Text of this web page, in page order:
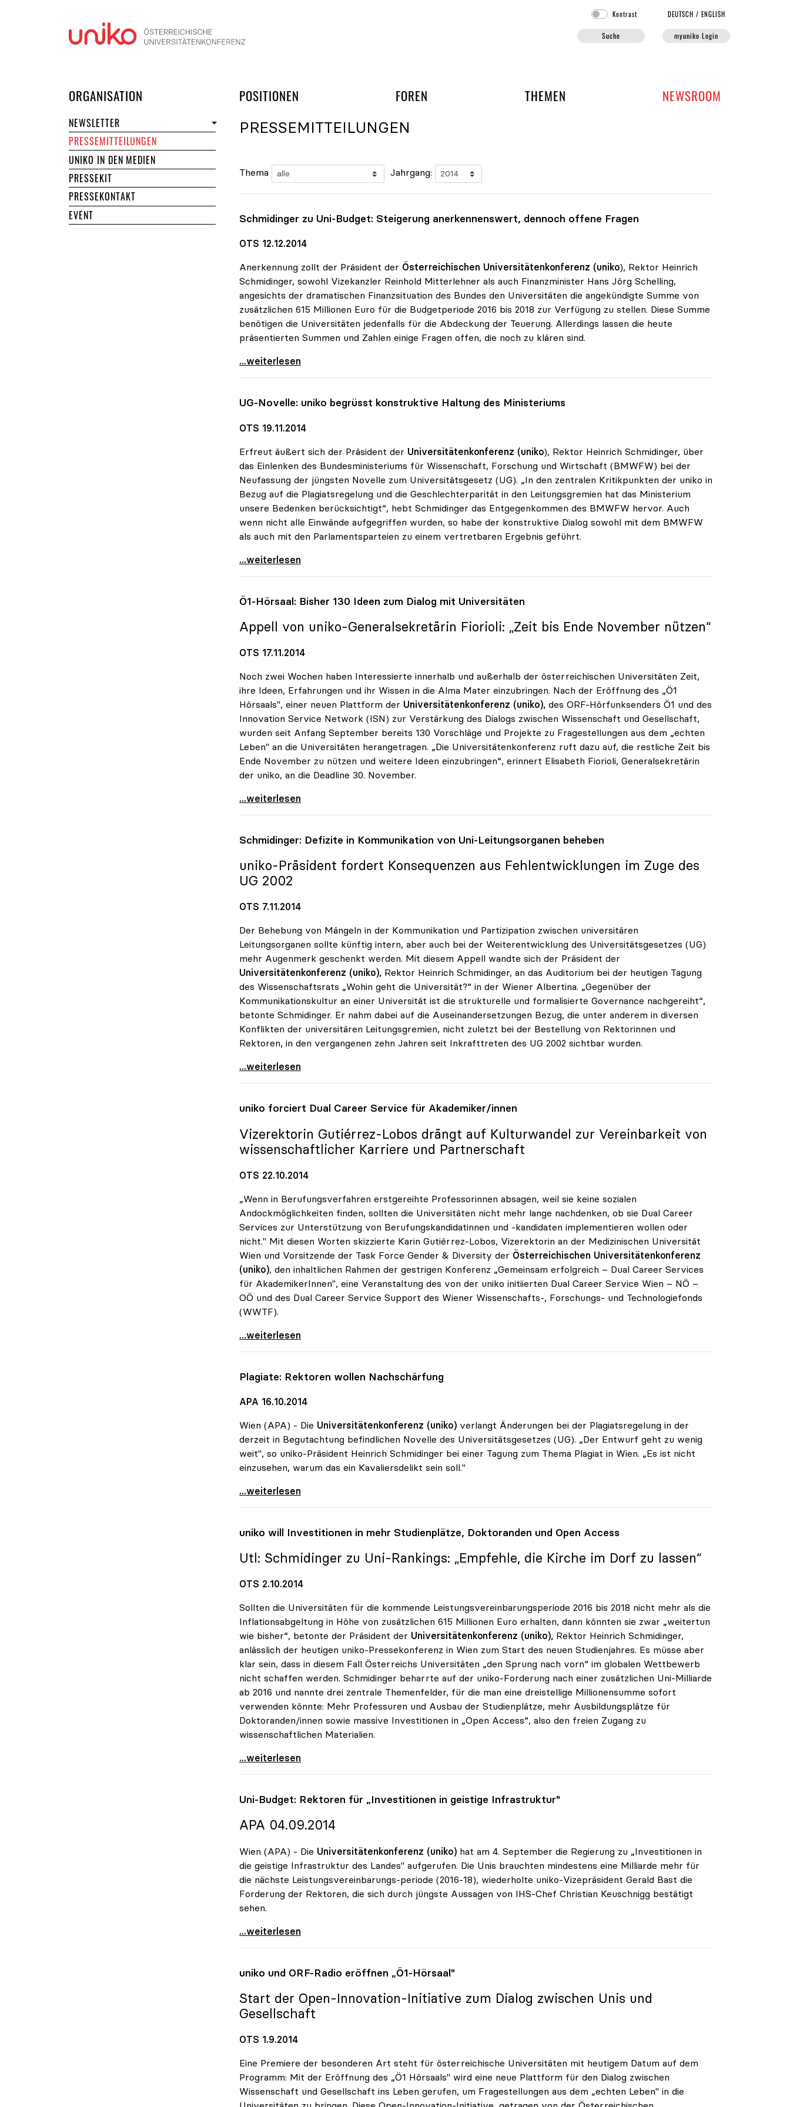
Kontrast DEUTSCH /ENGLISH
Suche myuniko Login
ORGANISATION POSITIONEN FOREN UND ARBEITSGRUPPEN DER UNIKO
THEMEN NEWSROOM
NEWSLETTER
PRESSEMITTEILUNGEN
UNIKO IN DEN MEDIEN
PRESSEKIT
PRESSEKONTAKT
EVENT
PRESSEMITTEILUNGEN
Thema Jahrgang:
Schmidinger zu Uni-Budget: Steigerung anerkennenswert, dennoch offene Fragen
OTS 12.12.2014
Anerkennung zollt der Präsident der Österreichischen Universitätenkonferenz (uniko), Rektor Heinrich
Schmidinger, sowohl Vizekanzler Reinhold Mitterlehner als auch Finanzminister Hans Jörg Schelling,
angesichts der dramatischen Finanzsituation des Bundes den Universitäten die angekündigte Summe von
zusätzlichen 615 Millionen Euro für die Budgetperiode 2016 bis 2018 zur Verfügung zu stellen. Diese Summe
benötigen die Universitäten jedenfalls für die Abdeckung der Teuerung. Allerdings lassen die heute
präsentierten Summen und Zahlen einige Fragen offen, die noch zu klären sind.
Schmidinger zu Uni-Budget: Steigerung
...weiterlesen
UG-Novelle: uniko begrüsst konstruktive Haltung des Ministeriums
OTS 19.11.2014
Erfreut äußert sich der Präsident der Universitätenkonferenz (uniko), Rektor Heinrich Schmidinger, über
das Einlenken des Bundesministeriums für Wissenschaft, Forschung und Wirtschaft (BMWFW) bei der
Neufassung der jüngsten Novelle zum Universitätsgesetz (UG). „In den zentralen Kritikpunkten der uniko in
Bezug auf die Plagiatsregelung und die Geschlechterparität in den Leitungsgremien hat das Ministerium
unsere Bedenken berücksichtigt“, hebt Schmidinger das Entgegenkommen des BMWFW hervor. Auch
wenn nicht alle Einwände aufgegriffen wurden, so habe der konstruktive Dialog sowohl mit dem BMWFW
als auch mit den Parlamentsparteien zu einem vertretbaren Ergebnis geführt.
UG-Novelle: uniko begrüsst konstruktive Haltung
...weiterlesen
Ö1-Hörsaal: Bisher 130 Ideen zum Dialog mit Universitäten
Appell von uniko-Generalsekretärin Fiorioli: „Zeit bis Ende November nützen“
OTS 17.11.2014
Noch zwei Wochen haben Interessierte innerhalb und außerhalb der österreichischen Universitäten Zeit,
ihre Ideen, Erfahrungen und ihr Wissen in die Alma Mater einzubringen. Nach der Eröffnung des „Ö1
Hörsaals", einer neuen Plattform der Universitätenkonferenz (uniko), des ORF-Hörfunksenders Ö1 und des
Innovation Service Network (ISN) zur Verstärkung des Dialogs zwischen Wissenschaft und Gesellschaft,
wurden seit Anfang September bereits 130 Vorschläge und Projekte zu Fragestellungen aus dem „echten
Leben" an die Universitäten herangetragen. „Die Universitätenkonferenz ruft dazu auf, die restliche Zeit bis
Ende November zu nützen und weitere Ideen einzubringen“, erinnert Elisabeth Fiorioli, Generalsekretärin
der uniko, an die Deadline 30. November.
Ö1-Hörsaal: Bisher 130 Ideen zum Dialog mit
...weiterlesen
Schmidinger: Defizite in Kommunikation von Uni-Leitungsorganen beheben
uniko-Präsident fordert Konsequenzen aus Fehlentwicklungen im Zuge des
UG 2002
OTS 7.11.2014
Der Behebung von Mängeln in der Kommunikation und Partizipation zwischen universitären
Leitungsorganen sollte künftig intern, aber auch bei der Weiterentwicklung des Universitätsgesetzes (UG)
mehr Augenmerk geschenkt werden. Mit diesem Appell wandte sich der Präsident der
Universitätenkonferenz (uniko), Rektor Heinrich Schmidinger, an das Auditorium bei der heutigen Tagung
des Wissenschaftsrats „Wohin geht die Universität?“ in der Wiener Albertina. „Gegenüber der
Kommunikationskultur an einer Universität ist die strukturelle und formalisierte Governance nachgereiht“,
betonte Schmidinger. Er nahm dabei auf die Auseinandersetzungen Bezug, die unter anderem in diversen
Konflikten der universitären Leitungsgremien, nicht zuletzt bei der Bestellung von Rektorinnen und
Rektoren, in den vergangenen zehn Jahren seit Inkrafttreten des UG 2002 sichtbar wurden.
Schmidinger: Defizite in Kommunikation von
...weiterlesen
uniko forciert Dual Career Service für Akademiker/innen
Vizerektorin Gutiérrez-Lobos drängt auf Kulturwandel zur Vereinbarkeit von
wissenschaftlicher Karriere und Partnerschaft
OTS 22.10.2014
„Wenn in Berufungsverfahren erstgereihte Professorinnen absagen, weil sie keine sozialen
Andockmöglichkeiten finden, sollten die Universitäten nicht mehr lange nachdenken, ob sie Dual Career
Services zur Unterstützung von Berufungskandidatinnen und -kandidaten implementieren wollen oder
nicht." Mit diesen Worten skizzierte Karin Gutiérrez-Lobos, Vizerektorin an der Medizinischen Universität
Wien und Vorsitzende der Task Force Gender & Diversity der Österreichischen Universitätenkonferenz
(uniko), den inhaltlichen Rahmen der gestrigen Konferenz „Gemeinsam erfolgreich – Dual Career Services
für AkademikerInnen", eine Veranstaltung des von der uniko initiierten Dual Career Service Wien – NÖ –
OÖ und des Dual Career Service Support des Wiener Wissenschafts-, Forschungs- und Technologiefonds
(WWTF).
uniko forciert Dual Career Service für
...weiterlesen
Plagiate: Rektoren wollen Nachschärfung
APA 16.10.2014
Wien (APA) - Die Universitätenkonferenz (uniko) verlangt Änderungen bei der Plagiatsregelung in der
derzeit in Begutachtung befindlichen Novelle des Universitätsgesetzes (UG). „Der Entwurf geht zu wenig
weit", so uniko-Präsident Heinrich Schmidinger bei einer Tagung zum Thema Plagiat in Wien. „Es ist nicht
einzusehen, warum das ein Kavaliersdelikt sein soll."
Plagiate: Rektoren wollen Nachschärfung
...weiterlesen
uniko will Investitionen in mehr Studienplätze, Doktoranden und Open Access
Utl: Schmidinger zu Uni-Rankings: „Empfehle, die Kirche im Dorf zu lassen“
OTS 2.10.2014
Sollten die Universitäten für die kommende Leistungsvereinbarungsperiode 2016 bis 2018 nicht mehr als die
Inflationsabgeltung in Höhe von zusätzlichen 615 Millionen Euro erhalten, dann könnten sie zwar „weitertun
wie bisher“, betonte der Präsident der Universitätenkonferenz (uniko), Rektor Heinrich Schmidinger,
anlässlich der heutigen uniko-Pressekonferenz in Wien zum Start des neuen Studienjahres. Es müsse aber
klar sein, dass in diesem Fall Österreichs Universitäten „den Sprung nach vorn“ im globalen Wettbewerb
nicht schaffen werden. Schmidinger beharrte auf der uniko-Forderung nach einer zusätzlichen Uni-Milliarde
ab 2016 und nannte drei zentrale Themenfelder, für die man eine dreistellige Millionensumme sofort
verwenden könnte: Mehr Professuren und Ausbau der Studienplätze, mehr Ausbildungsplätze für
Doktoranden/innen sowie massive Investitionen in „Open Access“, also den freien Zugang zu
wissenschaftlichen Materialien.
uniko will Investitionen in mehr Studienplätze,
...weiterlesen
Uni-Budget: Rektoren für „Investitionen in geistige Infrastruktur"
APA 04.09.2014
Wien (APA) - Die Universitätenkonferenz (uniko) hat am 4. September die Regierung zu „Investitionen in
die geistige Infrastruktur des Landes" aufgerufen. Die Unis brauchten mindestens eine Milliarde mehr für
die nächste Leistungsvereinbarungs-periode (2016-18), wiederholte uniko-Vizepräsident Gerald Bast die
Forderung der Rektoren, die sich durch jüngste Aussagen von IHS-Chef Christian Keuschnigg bestätigt
sehen.
Uni-Budget: Rektoren für „Investitionen in
...weiterlesen
uniko und ORF-Radio eröffnen „Ö1-Hörsaal"
Start der Open-Innovation-Initiative zum Dialog zwischen Unis und
Gesellschaft
OTS 1.9.2014
Eine Premiere der besonderen Art steht für österreichische Universitäten mit heutigem Datum auf dem
Programm: Mit der Eröffnung des „Ö1 Hörsaals" wird eine neue Plattform für den Dialog zwischen
Wissenschaft und Gesellschaft ins Leben gerufen, um Fragestellungen aus dem „echten Leben" in die